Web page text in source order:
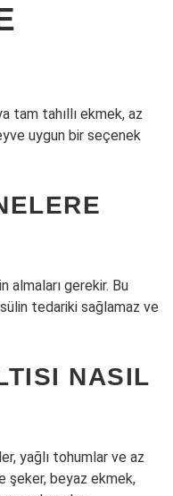
tam tahıllı ekmek, az
uygun bir seçenek
gerekir. Bu
tedariki sağlamaz ve
NASIL
yağlı tohumlar ve az
şeker, beyaz ekmek,